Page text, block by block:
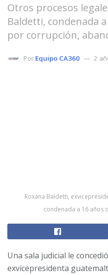
Otros procesos
Baldetti, condenada
por corrupción,
Por Equipo CA360 2
Roxana Baldetti,
condenada a 16 años
Una sala judicial le
exvicepresidenta